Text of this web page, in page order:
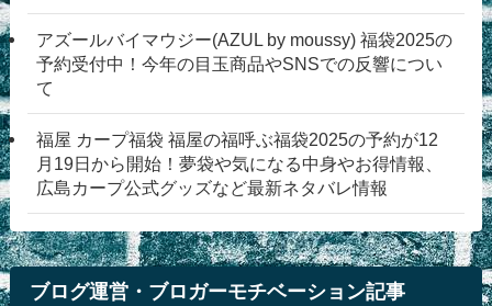
アズールバイマウジー(AZUL by moussy) 福袋2025の
予約受付中！今年の目玉商品やSNSでの反響につい
て
福屋 カープ福袋 福屋の福呼ぶ福袋2025の予約が12
月19日から開始！夢袋や気になる中身やお得情報、
広島カープ公式グッズなど最新ネタバレ情報
ブログ運営・ブロガーモチベーション記事